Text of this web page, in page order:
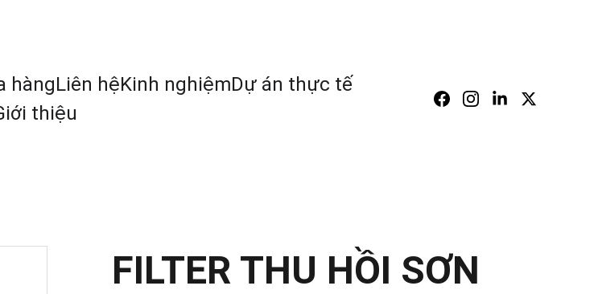
hàngLiên hệKinh nghiệmDự án thực tế
thiệu
FILTER THU HỒI SƠN